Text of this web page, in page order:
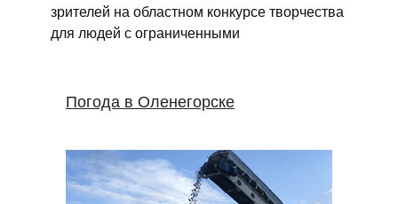
зрителей на областном конкурсе творчества
для людей с ограниченными
Погода в Оленегорске